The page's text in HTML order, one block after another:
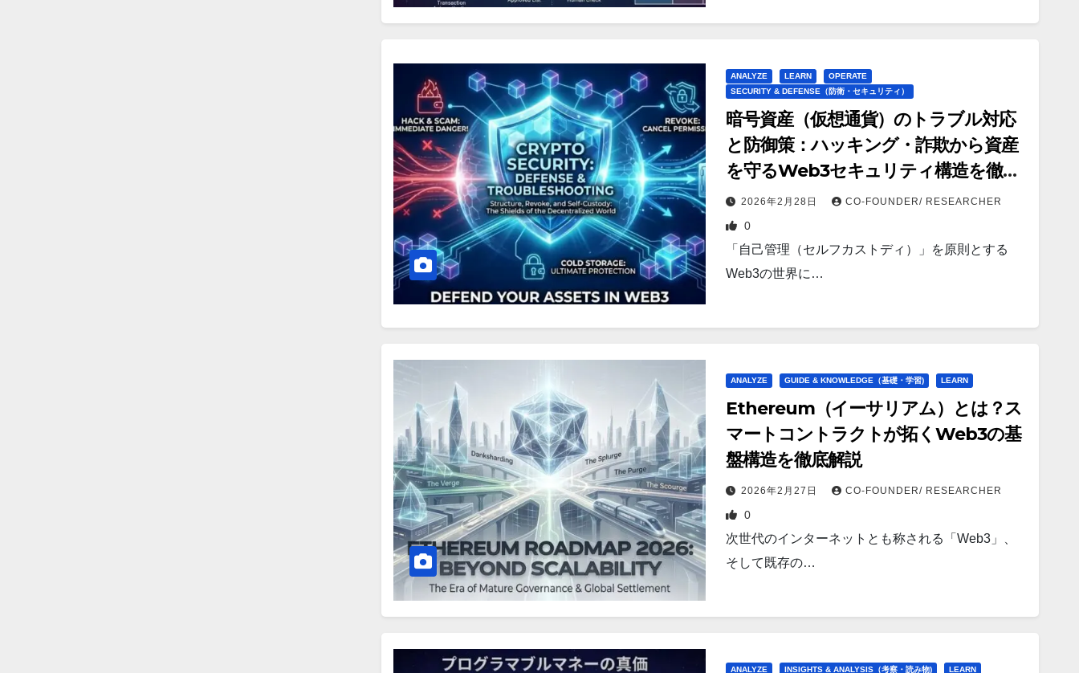
ANALYZE LEARN
OPERATE
SECURITY & DEFENSE（防衛・セキュリティ）
暗号資産（仮想通貨）のトラブル対応
と防御策：ハッキング・詐欺から資産
を守るWeb3セキュリティ構造を徹底
解説2026年2月28日 CO-FOUNDER/ RESEARCHER
0
「自己管理（セルフカストディ）」を原則とする
Web3の世界に…
ANALYZE GUIDE & KNOWLEDGE（基礎・学習) LEARN
Ethereum（イーサリアム）とは？ス
マートコントラクトが拓くWeb3の基
盤構造を徹底解説
2026年2月27日 CO-FOUNDER/ RESEARCHER
0
次世代のインターネットとも称される「Web3」、
そして既存の…
ANALYZE INSIGHTS & ANALYSIS（考察・読み物) LEARN